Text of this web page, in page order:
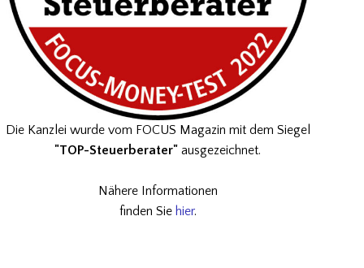
Die Kanzlei wurde vom FOCUS Magazin mit dem Siegel
"TOP-Steuerberater" ausgezeichnet.
Nähere Informationen
finden Sie hier.